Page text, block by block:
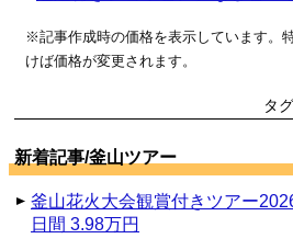
※記事作成時の価格を表示しています。
けば価格が変更されます。
タ
新着記事/釜山ツアー
釜山花火大会観賞付きツアー
日間 3.98万円